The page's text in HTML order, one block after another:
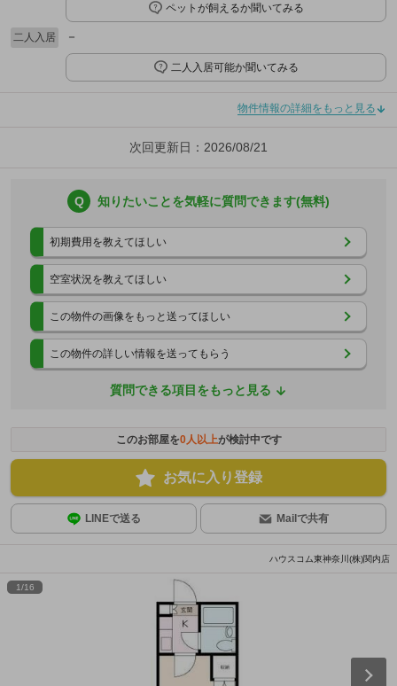
ペットが飼えるか聞いてみる
二人入居 －
二人入居可能か聞いてみる
物件情報の詳細をもっと見る
次回更新日：2026/08/21
Q 知りたいことを気軽に質問できます(無料)
初期費用を教えてほしい
空室状況を教えてほしい
この物件の画像をもっと送ってほしい
この物件の詳しい情報を送ってもらう
質問できる項目をもっと見る
このお部屋を0人以上が検討中です
お気に入り登録
LINEで送る Mailで共有
ハウスコム東神奈川(株)関内店
1/16